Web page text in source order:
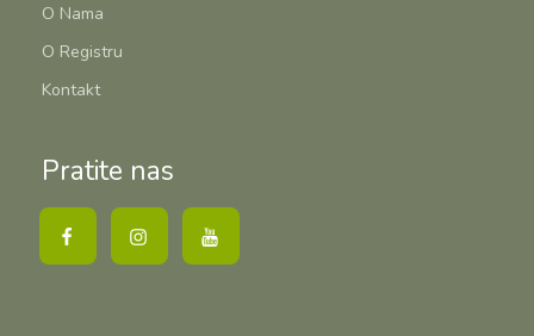
O Nama
O Registru
Kontakt
Pratite nas